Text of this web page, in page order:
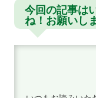
ゲ
ー
今回の記事は
ね！お願いし